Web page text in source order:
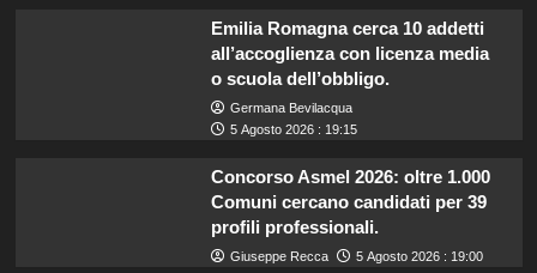
Emilia Romagna cerca 10 addetti
all’accoglienza con licenza media
o scuola dell’obbligo.
Germana Bevilacqua
5 Agosto 2026 : 19:15
Concorso Asmel 2026: oltre 1.000
Comuni cercano candidati per 39
profili professionali.
Giuseppe Recca 5 Agosto 2026 : 19:00